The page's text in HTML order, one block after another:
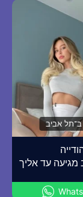
ב־תל אביב
עד אליך